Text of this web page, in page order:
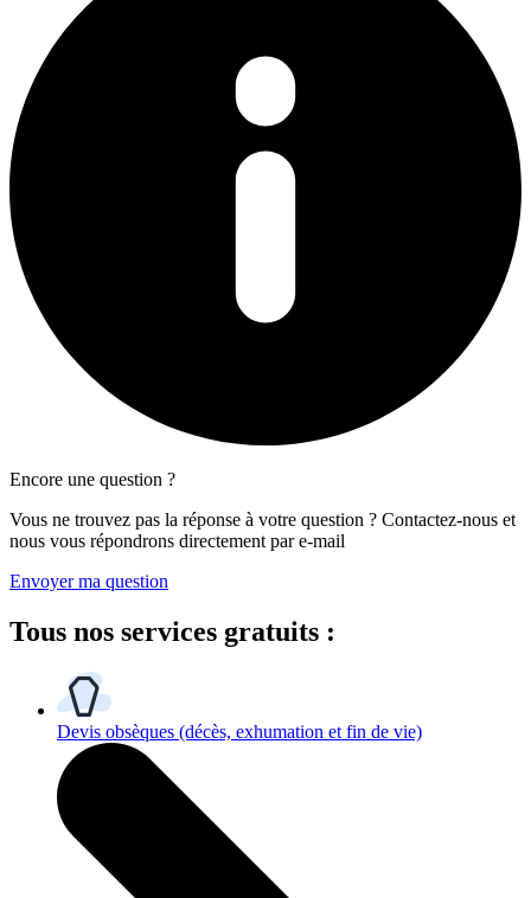
Encore une question ?
Vous ne trouvez pas la réponse à votre question ? Contactez-nous et
nous vous répondrons directement par e-mail
Envoyer ma question
Tous nos services gratuits :
Devis obsèques (décès, exhumation et fin de vie)